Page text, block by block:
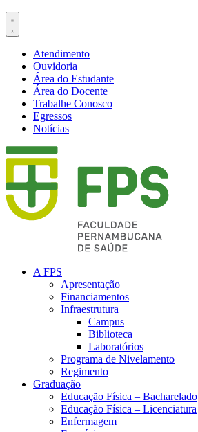
Atendimento
Ouvidoria
Área do Estudante
Área do Docente
Trabalhe Conosco
Egressos
Notícias
A FPS
Apresentação
Financiamentos
Infraestrutura
Campus
Biblioteca
Laboratórios
Programa de Nivelamento
Regimento
Graduação
Educação Física – Bacharelado
Educação Física – Licenciatura
Enfermagem